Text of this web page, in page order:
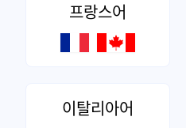
프랑스어
이탈리아어